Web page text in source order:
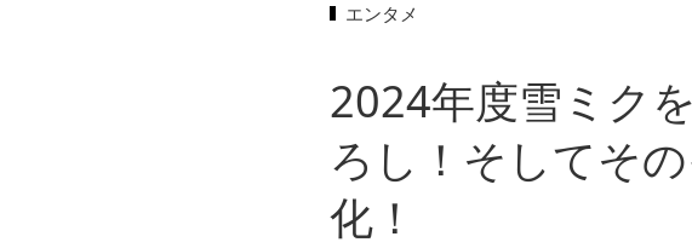
エンタメ
2024年度雪ミク
ろし！そしてそ
化！